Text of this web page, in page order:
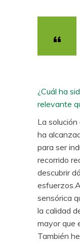
¿Cuál ha
relevante
La
ha
para ser
recorrido
descubrir
sensórica
la calidad
mayor que
También